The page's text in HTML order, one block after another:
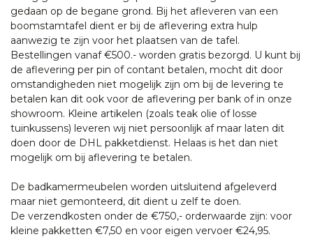
gedaan op de begane grond. Bij het afleveren van een
boomstamtafel dient er bij de aflevering extra hulp
aanwezig te zijn voor het plaatsen van de tafel.
Bestellingen vanaf €500.- worden gratis bezorgd. U kunt bij
de aflevering per pin of contant betalen, mocht dit door
omstandigheden niet mogelijk zijn om bij de levering te
betalen kan dit ook voor de aflevering per bank of in onze
showroom. Kleine artikelen (zoals teak olie of losse
tuinkussens) leveren wij niet persoonlijk af maar laten dit
doen door de DHL pakketdienst. Helaas is het dan niet
mogelijk om bij aflevering te betalen.
De badkamermeubelen worden uitsluitend afgeleverd
maar niet gemonteerd, dit dient u zelf te doen.
De verzendkosten onder de €750,- orderwaarde zijn: voor
kleine pakketten €7,50 en voor eigen vervoer €24,95.